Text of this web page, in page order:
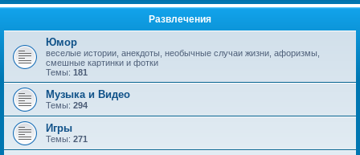
Развлечения
Юмор
веселые истории, анекдоты, необычные случаи жизни, афоризмы,
смешные картинки и фотки
Темы: 181
Музыка и Видео
Темы: 294
Игры
Темы: 271